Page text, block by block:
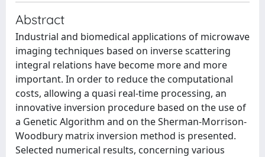
Abstract
Industrial and biomedical applications of microwave
imaging techniques based on inverse scattering
integral relations have become more and more
important. In order to reduce the computational
costs, allowing a quasi real-time processing, an
innovative inversion procedure based on the use of
a Genetic Algorithm and on the Sherman-Morrison-
Woodbury matrix inversion method is presented.
Selected numerical results, concerning various